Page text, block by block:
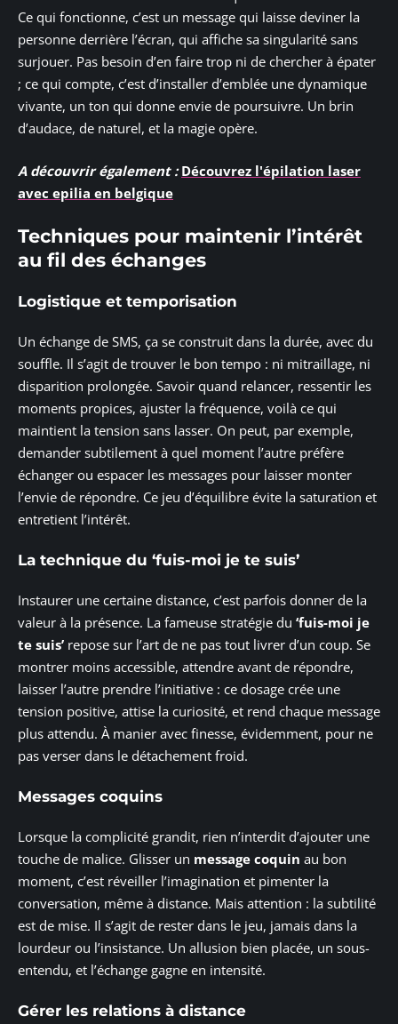
Ce qui fonctionne, c’est un message qui laisse deviner la
personne derrière l’écran, qui affiche sa singularité sans
surjouer. Pas besoin d’en faire trop ni de chercher à épater
; ce qui compte, c’est d’installer d’emblée une dynamique
vivante, un ton qui donne envie de poursuivre. Un brin
d’audace, de naturel, et la magie opère.
A découvrir également : Découvrez l'épilation laser
avec epilia en belgique
Techniques pour maintenir l’intérêt
au fil des échanges
Logistique et temporisation
Un échange de SMS, ça se construit dans la durée, avec du
souffle. Il s’agit de trouver le bon tempo : ni mitraillage, ni
disparition prolongée. Savoir quand relancer, ressentir les
moments propices, ajuster la fréquence, voilà ce qui
maintient la tension sans lasser. On peut, par exemple,
demander subtilement à quel moment l’autre préfère
échanger ou espacer les messages pour laisser monter
l’envie de répondre. Ce jeu d’équilibre évite la saturation et
entretient l’intérêt.
La technique du ‘fuis-moi je te suis’
Instaurer une certaine distance, c’est parfois donner de la
valeur à la présence. La fameuse stratégie du ‘fuis-moi je
te suis’ repose sur l’art de ne pas tout livrer d’un coup. Se
montrer moins accessible, attendre avant de répondre,
laisser l’autre prendre l’initiative : ce dosage crée une
tension positive, attise la curiosité, et rend chaque message
plus attendu. À manier avec finesse, évidemment, pour ne
pas verser dans le détachement froid.
Messages coquins
Lorsque la complicité grandit, rien n’interdit d’ajouter une
touche de malice. Glisser un message coquin au bon
moment, c’est réveiller l’imagination et pimenter la
conversation, même à distance. Mais attention : la subtilité
est de mise. Il s’agit de rester dans le jeu, jamais dans la
lourdeur ou l’insistance. Un allusion bien placée, un sous-
entendu, et l’échange gagne en intensité.
Gérer les relations à distance